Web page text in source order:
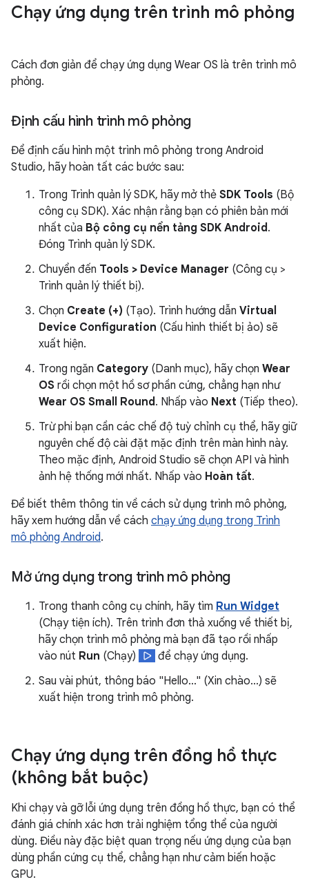
Chạy ứng dụng trên trình mô phỏng
Cách đơn giản để chạy ứng dụng Wear OS là trên trình mô
phỏng.
Định cấu hình trình mô phỏng
Để định cấu hình một trình mô phỏng trong Android
Studio, hãy hoàn tất các bước sau:
Trong Trình quản lý SDK, hãy mở thẻ SDK Tools (Bộ
công cụ SDK). Xác nhận rằng bạn có phiên bản mới
nhất của Bộ công cụ nền tảng SDK Android.
Đóng Trình quản lý SDK.
Chuyển đến Tools > Device Manager (Công cụ >
Trình quản lý thiết bị).
Chọn Create (+) (Tạo). Trình hướng dẫn Virtual
Device Configuration (Cấu hình thiết bị ảo) sẽ
xuất hiện.
Trong ngăn Category (Danh mục), hãy chọn Wear
OS rồi chọn một hồ sơ phần cứng, chẳng hạn như
Wear OS Small Round. Nhấp vào Next (Tiếp theo).
Trừ phi bạn cần các chế độ tuỳ chỉnh cụ thể, hãy giữ
nguyên chế độ cài đặt mặc định trên màn hình này.
Theo mặc định, Android Studio sẽ chọn API và hình
ảnh hệ thống mới nhất. Nhấp vào Hoàn tất.
Để biết thêm thông tin về cách sử dụng trình mô phỏng,
hãy xem hướng dẫn về cách chạy ứng dụng trong Trình
mô phỏng Android.
Mở ứng dụng trong trình mô phỏng
Trong thanh công cụ chính, hãy tìm Run Widget
(Chạy tiện ích). Trên trình đơn thả xuống về thiết bị,
hãy chọn trình mô phỏng mà bạn đã tạo rồi nhấp
vào nút Run (Chạy)
để chạy ứng dụng.
Sau vài phút, thông báo "Hello..." (Xin chào...) sẽ
xuất hiện trong trình mô phỏng.
Chạy ứng dụng trên đồng hồ thực
(không bắt buộc)
Khi chạy và gỡ lỗi ứng dụng trên đồng hồ thực, bạn có thể
đánh giá chính xác hơn trải nghiệm tổng thể của người
dùng. Điều này đặc biệt quan trọng nếu ứng dụng của bạn
dùng phần cứng cụ thể, chẳng hạn như cảm biến hoặc
GPU.